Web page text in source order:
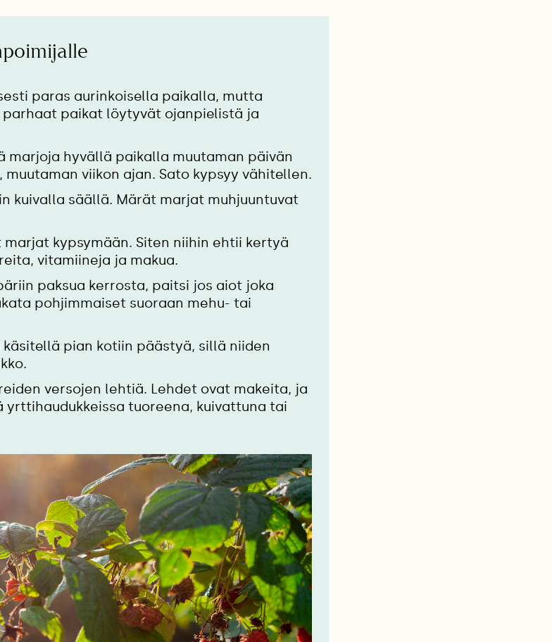
paras aurinkoisella paikalla, mutta
parhaat paikat löytyvät ojanpielistä ja
marjoja hyvällä paikalla muutaman päivän
muutaman viikon ajan. Sato kypsyy vähitellen.
kuivalla säällä. Märät marjat muhjuuntuvat
marjat kypsymään. Siten niihin ehtii kertyä
vitamiineja ja makua.
paksua kerrosta, paitsi jos aiot joka
pohjimmaiset suoraan mehu- tai
pian kotiin päästyä, sillä niiden
versojen lehtiä. Lehdet ovat makeita, ja
yrttihaudukkeissa tuoreena, kuivattuna tai